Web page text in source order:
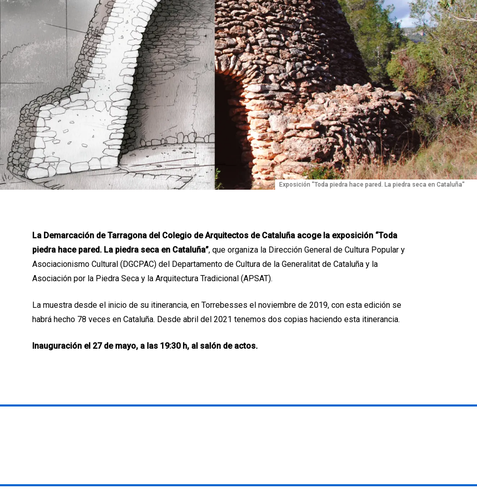
Exposición "Toda piedra hace pared. La piedra seca en Cataluña"
La Demarcación de Tarragona del Colegio de Arquitectos de Cataluña acoge la exposición “Toda
piedra hace pared. La piedra seca en Cataluña”, que organiza la Dirección General de Cultura Popular y
Asociacionismo Cultural (DGCPAC) del Departamento de Cultura de la Generalitat de Cataluña y la
Asociación por la Piedra Seca y la Arquitectura Tradicional (APSAT).
La muestra desde el inicio de su itinerancia, en Torrebesses el noviembre de 2019, con esta edición se
habrá hecho 78 veces en Cataluña. Desde abril del 2021 tenemos dos copias haciendo esta itinerancia.
Inauguración el 27 de mayo, a las 19:30 h, al salón de actos.